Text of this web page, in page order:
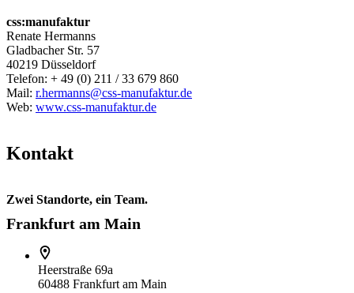
css:manufaktur
Renate Hermanns
Gladbacher Str. 57
40219 Düsseldorf
Telefon: + 49 (0) 211 / 33 679 860
Mail: r.hermanns@css-manufaktur.de
Web: www.css-manufaktur.de
Kontakt
Zwei Standorte, ein Team.
Frankfurt am Main
Heerstraße 69a
60488 Frankfurt am Main